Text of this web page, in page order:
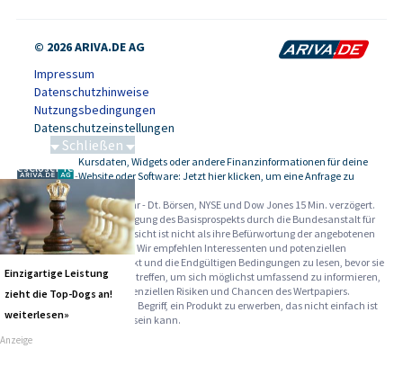
© 2026 ARIVA.DE AG
Impressum
Datenschutzhinweise
Nutzungsbedingungen
Datenschutzeinstellungen
-
Kursdaten, Widgets oder andere Finanzinformationen für deine
Website oder Software: Jetzt hier klicken, um eine Anfrage zu
Alle Angaben ohne Gewähr - Dt. Börsen, NYSE und Dow Jones 15 Min. verzögert.
Werbehinweise:Die Billigung des Basisprospekts durch die Bundesanstalt für
Finanzdienstleistungsaufsicht ist nicht als ihre Befürwortung der angebotenen
Wertpapiere zu verstehen. Wir empfehlen Interessenten und potenziellen
Anlegern den Basisprospekt und die Endgültigen Bedingungen zu lesen, bevor sie
eine Anlageentscheidung treffen, um sich möglichst umfassend zu informieren,
insbesondere über die potenziellen Risiken und Chancen des Wertpapiers.
Warnhinweise: Sie sind im Begriff, ein Produkt zu erwerben, das nicht einfach ist
und schwer zu verstehen sein kann.
Schließen
SalesCloser Technologies
Einzigartige Leistung
zieht die Top-Dogs an!
weiterlesen»
Anzeige